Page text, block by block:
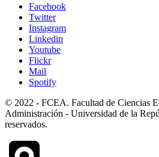
Facebook
Twitter
Instagram
Linkedin
Youtube
Flickr
Mail
Spotify
© 2022 - FCEA. Facultad de Ciencias
Administración - Universidad de la
reservados.